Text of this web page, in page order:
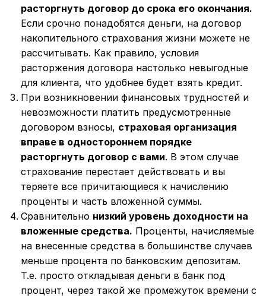
расторгнуть договор до срока его окончания.
Если срочно понадобятся деньги, на договор
накопительного страхования жизни можете не
рассчитывать. Как правило, условия
расторжения договора настолько невыгодные
для клиента, что удобнее будет взять кредит.
При возникновении финансовых трудностей и
невозможности платить предусмотренные
договором взносы, страховая организация
вправе в одностороннем порядке
расторгнуть договор с вами. В этом случае
страхование перестает действовать и вы
теряете все причитающиеся к начислению
проценты и часть вложенной суммы.
Сравнительно низкий уровень доходности на
вложенные средства. Проценты, начисляемые
на внесенные средства в большинстве случаев
меньше процента по банковским депозитам.
Т.е. просто откладывая деньги в банк под
процент, через такой же промежуток времени с